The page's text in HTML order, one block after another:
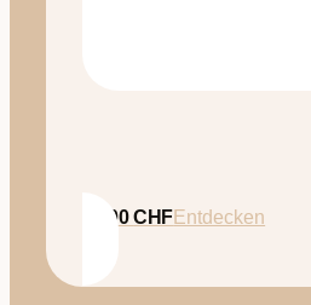
35.00CHFEntdecken